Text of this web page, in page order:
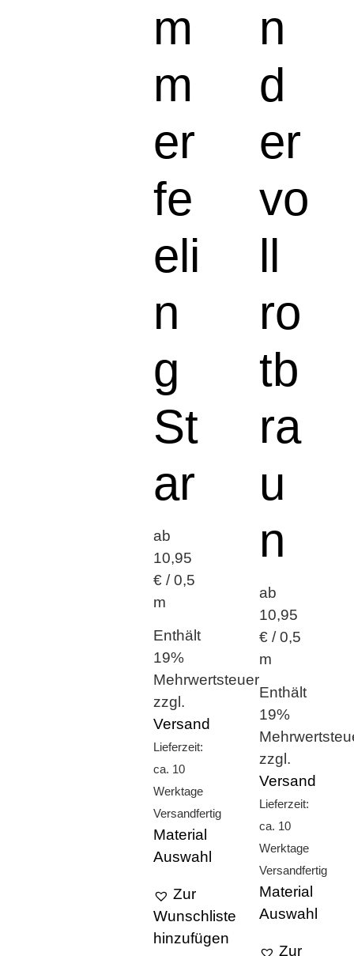
m
m
er
fe
eli
n
g
St
ar
ab
10,95
€ / 0,5
m
Enthält
19%
Mehrwertsteuer
zzgl.
Versand
Lieferzeit:
ca. 10
Werktage
Versandfertig
Material
Auswahl
Zur
Wunschliste
hinzufügen
n
d
er
vo
ll
ro
tb
ra
u
n
ab
10,95
€ / 0,5
m
Enthält
19%
zzgl.
Versand
Lieferzeit:
ca. 10
Werktage
Versandfertig
Material
Auswahl
Zur